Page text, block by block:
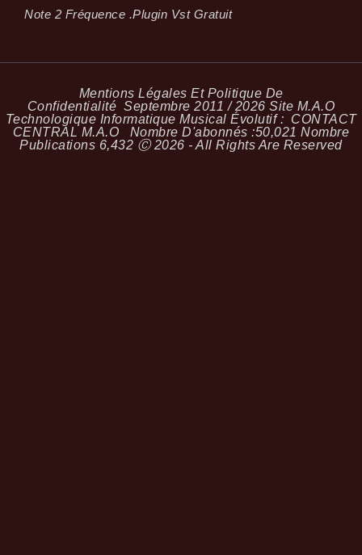
Note 2 Fréquence .plugin Vst Gratuit
Mentions Légales Et Politique De
Confidentialité Septembre 2011 / 2026 Site M.A.O
Technologique Informatique Musical Évolutif : CONTACT
CENTRAL M.A.O Nombre D'abonnés :50,021 Nombre
Publications 6,432 Ⓒ 2026 - All Rights Are Reserved